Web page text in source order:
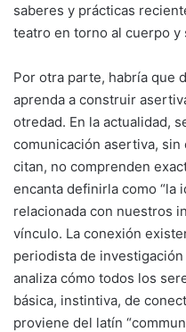
saberes y prácticas
teatro en torno al cuerpo y
Por otra parte, habría que
aprenda a construir
otredad. En la actualidad,
comunicación asertiva,
citan, no comprenden
encanta definirla como “la
relacionada con nuestros
vínculo. La conexión
periodista de
analiza cómo todos los
básica, instintiva, de
proviene del latín